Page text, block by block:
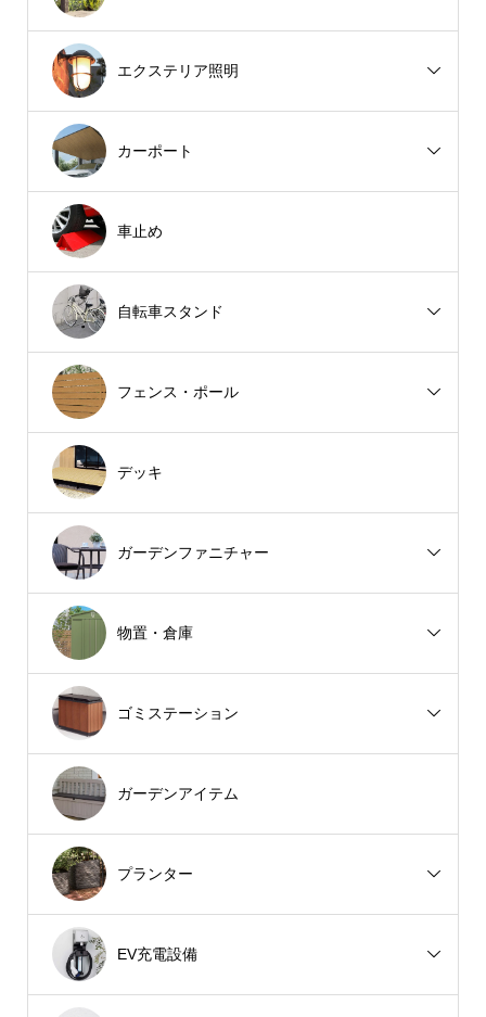
エクステリア照明
カーポート
車止め
自転車スタンド
フェンス・ポール
デッキ
ガーデンファニチャー
物置・倉庫
ゴミステーション
ガーデンアイテム
プランター
EV充電設備